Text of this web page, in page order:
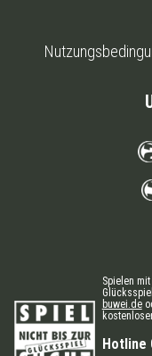
Spielen
buwei.de
Hotline